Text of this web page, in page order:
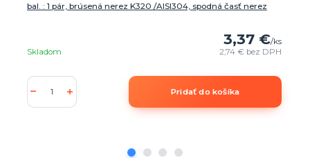
bal. : 1 pár, brúsená nerez K320 /AISI304, spodná časť nerez
3,37 €/ks
2,74 € bez DPH
Skladom
Pridať do košíka